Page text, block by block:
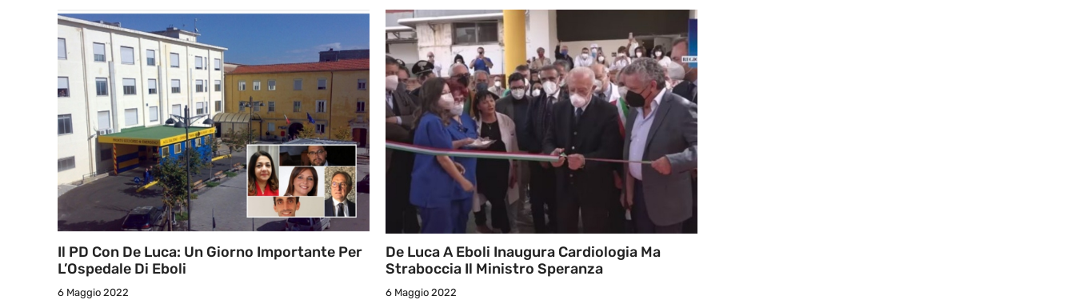
Il PD Con De Luca: Un Giorno Importante Per
L’Ospedale Di Eboli
6 Maggio 2022
De Luca A Eboli Inaugura Cardiologia Ma
Straboccia Il Ministro Speranza
6 Maggio 2022